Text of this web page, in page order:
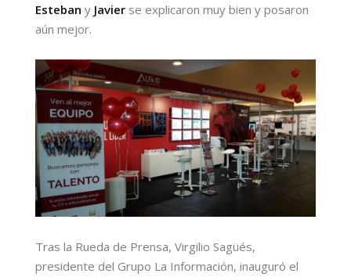
Esteban y Javier se explicaron muy bien y posaron
aún mejor.
Tras la Rueda de Prensa, Virgilio Sagüés,
presidente del Grupo La Información, inauguró el